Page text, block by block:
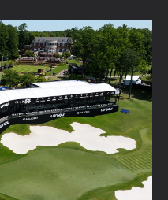
d'entreprise :
2026